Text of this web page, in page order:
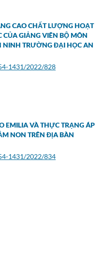
CAO CHẤT LƯỢNG HOẠT
GIẢNG VIÊN BỘ MÔN
NINH TRƯỜNG ĐẠI HỌC AN
1431/2022/828
EMILIA VÀ THỰC TRẠNG ÁP
NON TRÊN ĐỊA BÀN
1431/2022/834